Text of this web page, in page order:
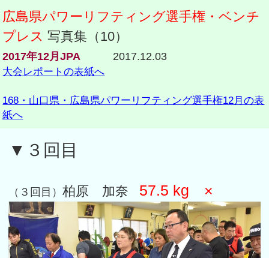
広島県パワーリフティング選手権・ベンチ
プレス 写真集（10）
2017年12月JPA 2017.12.03
大会レポートの表紙へ
168・山口県・広島県パワーリフティング選手権12月の表
紙へ
▼３回目
（３回目）柏原 加奈 57.5 kg ×